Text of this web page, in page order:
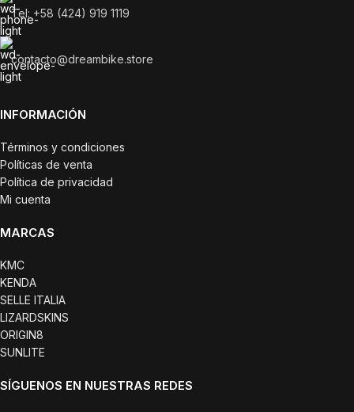
Tel: +58 (424) 919 1119
contacto@dreambike.store
INFORMACIÓN
Términos y condiciones
Políticas de venta
Política de privacidad
Mi cuenta
MARCAS
KMC
KENDA
SELLE ITALIA
LIZARDSKINS
ORIGIN8
SUNLITE
SÍGUENOS EN NUESTRAS REDES